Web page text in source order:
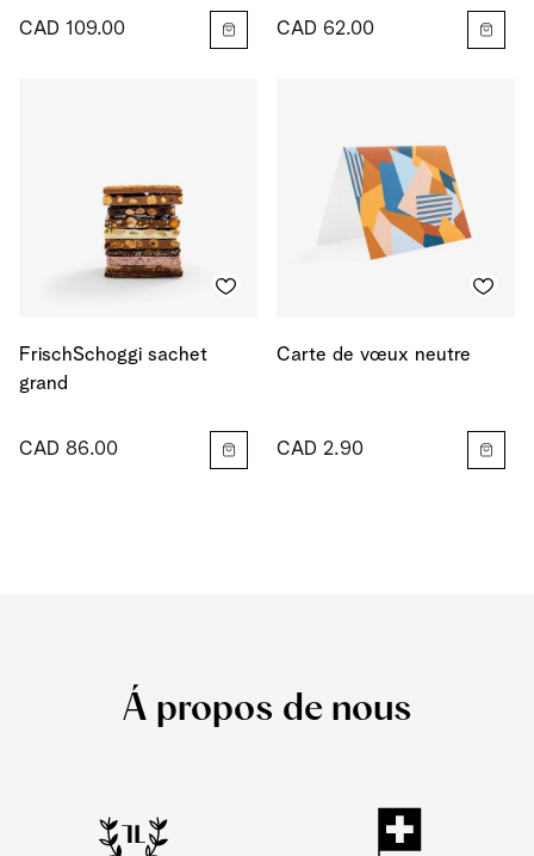
CAD 109.00 CAD 62.00
FrischSchoggi sachet
grand
CAD 86.00
Carte de vœux neutre
CAD 2.90
Á propos de nous